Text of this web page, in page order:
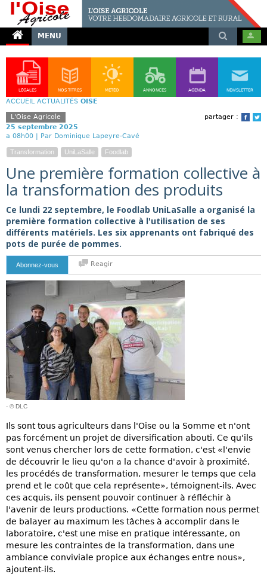
MENU
LÉGALES NOS TITRES MÉTÉO ANNONCES AGENDA NEWSLETTER
ACCUEIL ACTUALITÉS OISE
partager :
L'Oise Agricole
25 septembre 2025
a 08h00 | Par Dominique Lapeyre-Cavé
Transformation UniLaSalle Foodlab
Une première formation collective à
la transformation des produits
Ce lundi 22 septembre, le Foodlab UniLaSalle a organisé la
première formation collective à l'utilisation de ses
différents matériels. Les six apprenants ont fabriqué des
pots de purée de pommes.
Abonnez-vous Reagir
- © DLC
Ils sont tous agriculteurs dans l'Oise ou la Somme et n'ont
pas forcément un projet de diversification abouti. Ce qu'ils
sont venus chercher lors de cette formation, c'est «l'envie
de découvrir le lieu qu'on a la chance d'avoir à proximité,
les procédés de transformation, mesurer le temps que cela
prend et le coût que cela représente», témoignent-ils. Avec
ces acquis, ils pensent pouvoir continuer à réfléchir à
l'avenir de leurs productions. «Cette formation nous permet
de balayer au maximum les tâches à accomplir dans le
laboratoire, c'est une mise en pratique intéressante, on
mesure les contraintes de la transformation, dans une
ambiance conviviale propice aux échanges entre nous»,
ajoutent-ils.